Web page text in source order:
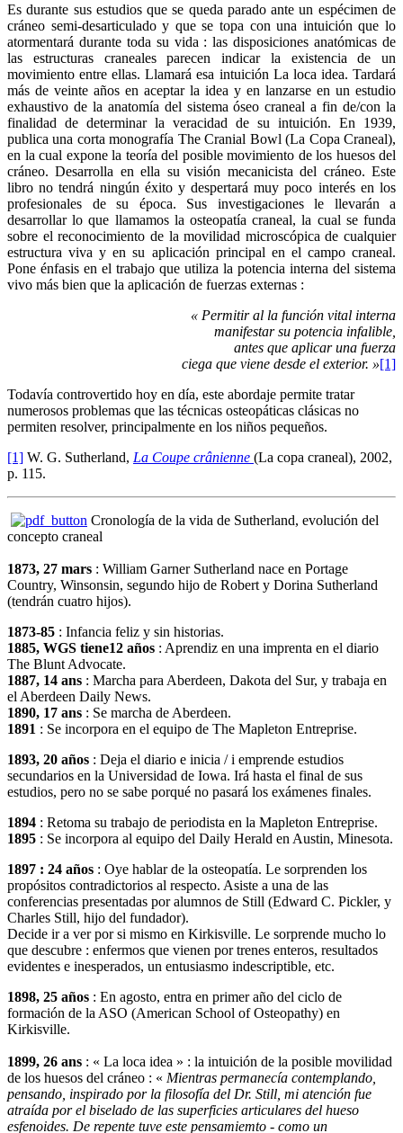
Es durante sus estudios que se queda parado ante un espécimen de
cráneo semi-desarticulado y que se topa con una intuición que lo
atormentará durante toda su vida : las disposiciones anatómicas de
las estructuras craneales parecen indicar la existencia de un
movimiento entre ellas. Llamará esa intuición La loca idea. Tardará
más de veinte años en aceptar la idea y en lanzarse en un estudio
exhaustivo de la anatomía del sistema óseo craneal a fin de/con la
finalidad de determinar la veracidad de su intuición. En 1939,
publica una corta monografía The Cranial Bowl (La Copa Craneal),
en la cual expone la teoría del posible movimiento de los huesos del
cráneo. Desarrolla en ella su visión mecanicista del cráneo. Este
libro no tendrá ningún éxito y despertará muy poco interés en los
profesionales de su época. Sus investigaciones le llevarán a
desarrollar lo que llamamos la osteopatía craneal, la cual se funda
sobre el reconocimiento de la movilidad microscópica de cualquier
estructura viva y en su aplicación principal en el campo craneal.
Pone énfasis en el trabajo que utiliza la potencia interna del sistema
vivo más bien que la aplicación de fuerzas externas :
« Permitir al la función vital interna
manifestar su potencia infalible,
antes que aplicar una fuerza
ciega que viene desde el exterior. »[1]
Todavía controvertido hoy en día, este abordaje permite tratar
numerosos problemas que las técnicas osteopáticas clásicas no
permiten resolver, principalmente en los niños pequeños.
[1] W. G. Sutherland, La Coupe crânienne (La copa craneal), 2002,
p. 115.
Cronología de la vida de Sutherland, evolución del
concepto craneal
1873, 27 mars : William Garner Sutherland nace en Portage
Country, Winsonsin, segundo hijo de Robert y Dorina Sutherland
(tendrán cuatro hijos).
1873-85 : Infancia feliz y sin historias.
1885, WGS tiene12 años : Aprendiz en una imprenta en el diario
The Blunt Advocate.
1887, 14 ans : Marcha para Aberdeen, Dakota del Sur, y trabaja en
el Aberdeen Daily News.
1890, 17 ans : Se marcha de Aberdeen.
1891 : Se incorpora en el equipo de The Mapleton Entreprise.
1893, 20 años : Deja el diario e inicia / i emprende estudios
secundarios en la Universidad de Iowa. Irá hasta el final de sus
estudios, pero no se sabe porqué no pasará los exámenes finales.
1894 : Retoma su trabajo de periodista en la Mapleton Entreprise.
1895 : Se incorpora al equipo del Daily Herald en Austin, Minesota.
1897 : 24 años : Oye hablar de la osteopatía. Le sorprenden los
propósitos contradictorios al respecto. Asiste a una de las
conferencias presentadas por alumnos de Still (Edward C. Pickler, y
Charles Still, hijo del fundador).
Decide ir a ver por si mismo en Kirkisville. Le sorprende mucho lo
que descubre : enfermos que vienen por trenes enteros, resultados
evidentes e inesperados, un entusiasmo indescriptible, etc.
1898, 25 años : En agosto, entra en primer año del ciclo de
formación de la ASO (American School of Osteopathy) en
Kirkisville.
1899, 26 ans : « La loca idea » : la intuición de la posible movilidad
de los huesos del cráneo : « Mientras permanecía contemplando,
pensando, inspirado por la filosofía del Dr. Still, mi atención fue
atraída por el biselado de las superficies articulares del hueso
esfenoides. De repente tuve este pensamiemto - como un